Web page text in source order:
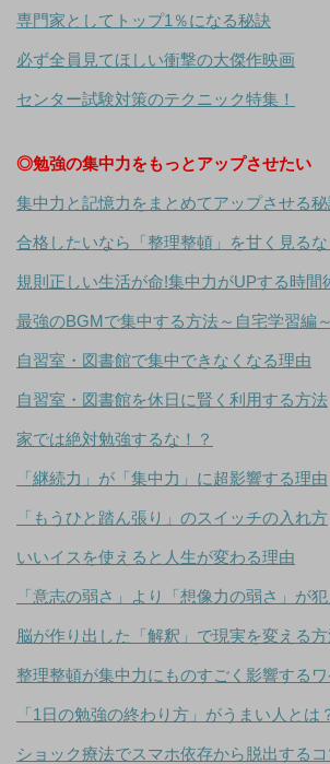
専門家としてトップ1％になる秘訣
必ず全員見てほしい衝撃の大傑作映画
センター試験対策のテクニック特集！
◎勉強の集中力をもっとアップさせたい
集中力と記憶力をまとめてアップさせる秘
合格したいなら「整理整頓」を甘く見るな
規則正しい生活が命!集中力がUPする時間
最強のBGMで集中する方法～自宅学習編～
自習室・図書館で集中できなくなる理由
自習室・図書館を休日に賢く利用する方法
家では絶対勉強するな！？
「継続力」が「集中力」に超影響する理由
「もうひと踏ん張り」のスイッチの入れ方
いいイスを使えると人生が変わる理由
「意志の弱さ」より「想像力の弱さ」が犯
脳が作り出した「解釈」で現実を変える
整理整頓が集中力にものすごく影響するワ
「1日の勉強の終わり方」がうまい人とは
ショック療法でスマホ依存から脱出するコ